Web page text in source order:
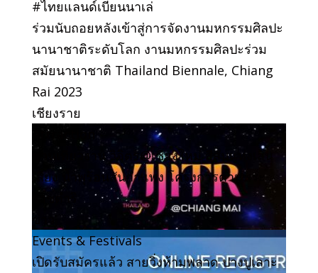
#ไทยแลนด์เบียนนาเล่
ร่วมนับถอยหลังเข้าสู่การจัดงานมหกรรมศิลปะ
นานาชาติระดับโลก งานมหกรรมศิลปะร่วม
สมัยนานาชาติ Thailand Biennale, Chiang
Rai 2023
เชียงราย
Attraction
ชวนเที่ยวงาน วิจิตร@เชียงใหม่ สีสันแห่งเส้น
เสียง น้ำพุร้อนสันกำแพง โครงการตามพระ
ราชดำริ
ข่าว
Events & Festivals
เปิดรับสมัครแล้ว สายวิ่งห้ามพลาด ปางปูเลาะ